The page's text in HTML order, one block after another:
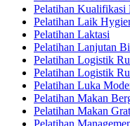
Pelatihan Kualifikasi
Pelatihan Laik
Pelatihan Laktasi
Pelatihan Lanjutan
Pelatihan Logistik
Pelatihan Logistik
Pelatihan Luka
Pelatihan Makan
Pelatihan Makan
Pelatihan